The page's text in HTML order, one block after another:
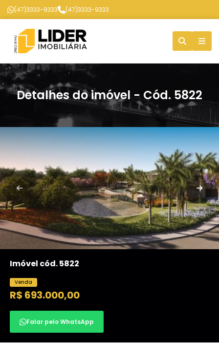
(47)3333-9333 (47)3333-9333
Detalhes do imóvel - Cód. 5822
Imóvel cód. 5822
Venda
R$ 693.000,00
Falar pelo WhatsApp